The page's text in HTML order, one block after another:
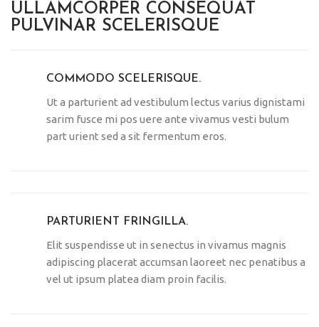
ULLAMCORPER CONSEQUAT
PULVINAR SCELERISQUE
COMMODO SCELERISQUE.
Ut a parturient ad vestibulum lectus varius dignistami
sarim fusce mi pos uere ante vivamus vesti bulum
part urient sed a sit fermentum eros.
PARTURIENT FRINGILLA.
Elit suspendisse ut in senectus in vivamus magnis
adipiscing placerat accumsan laoreet nec penatibus a
vel ut ipsum platea diam proin facilis.